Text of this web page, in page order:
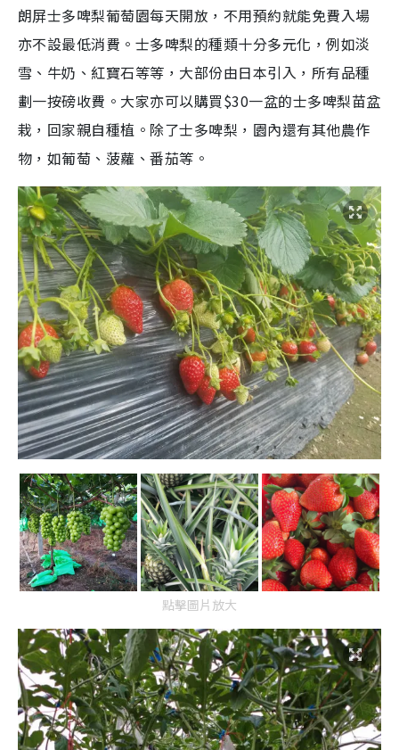
朗屏士多啤梨葡萄園每天開放，不用預約就能免費入場
亦不設最低消費。士多啤梨的種類十分多元化，例如淡
雪、牛奶、紅寶石等等，大部份由日本引入，所有品種
劃一按磅收費。大家亦可以購買$30一盆的士多啤梨苗盆
栽，回家親自種植。除了士多啤梨，園內還有其他農作
物，如葡萄、菠蘿、番茄等。
點擊圖片放大